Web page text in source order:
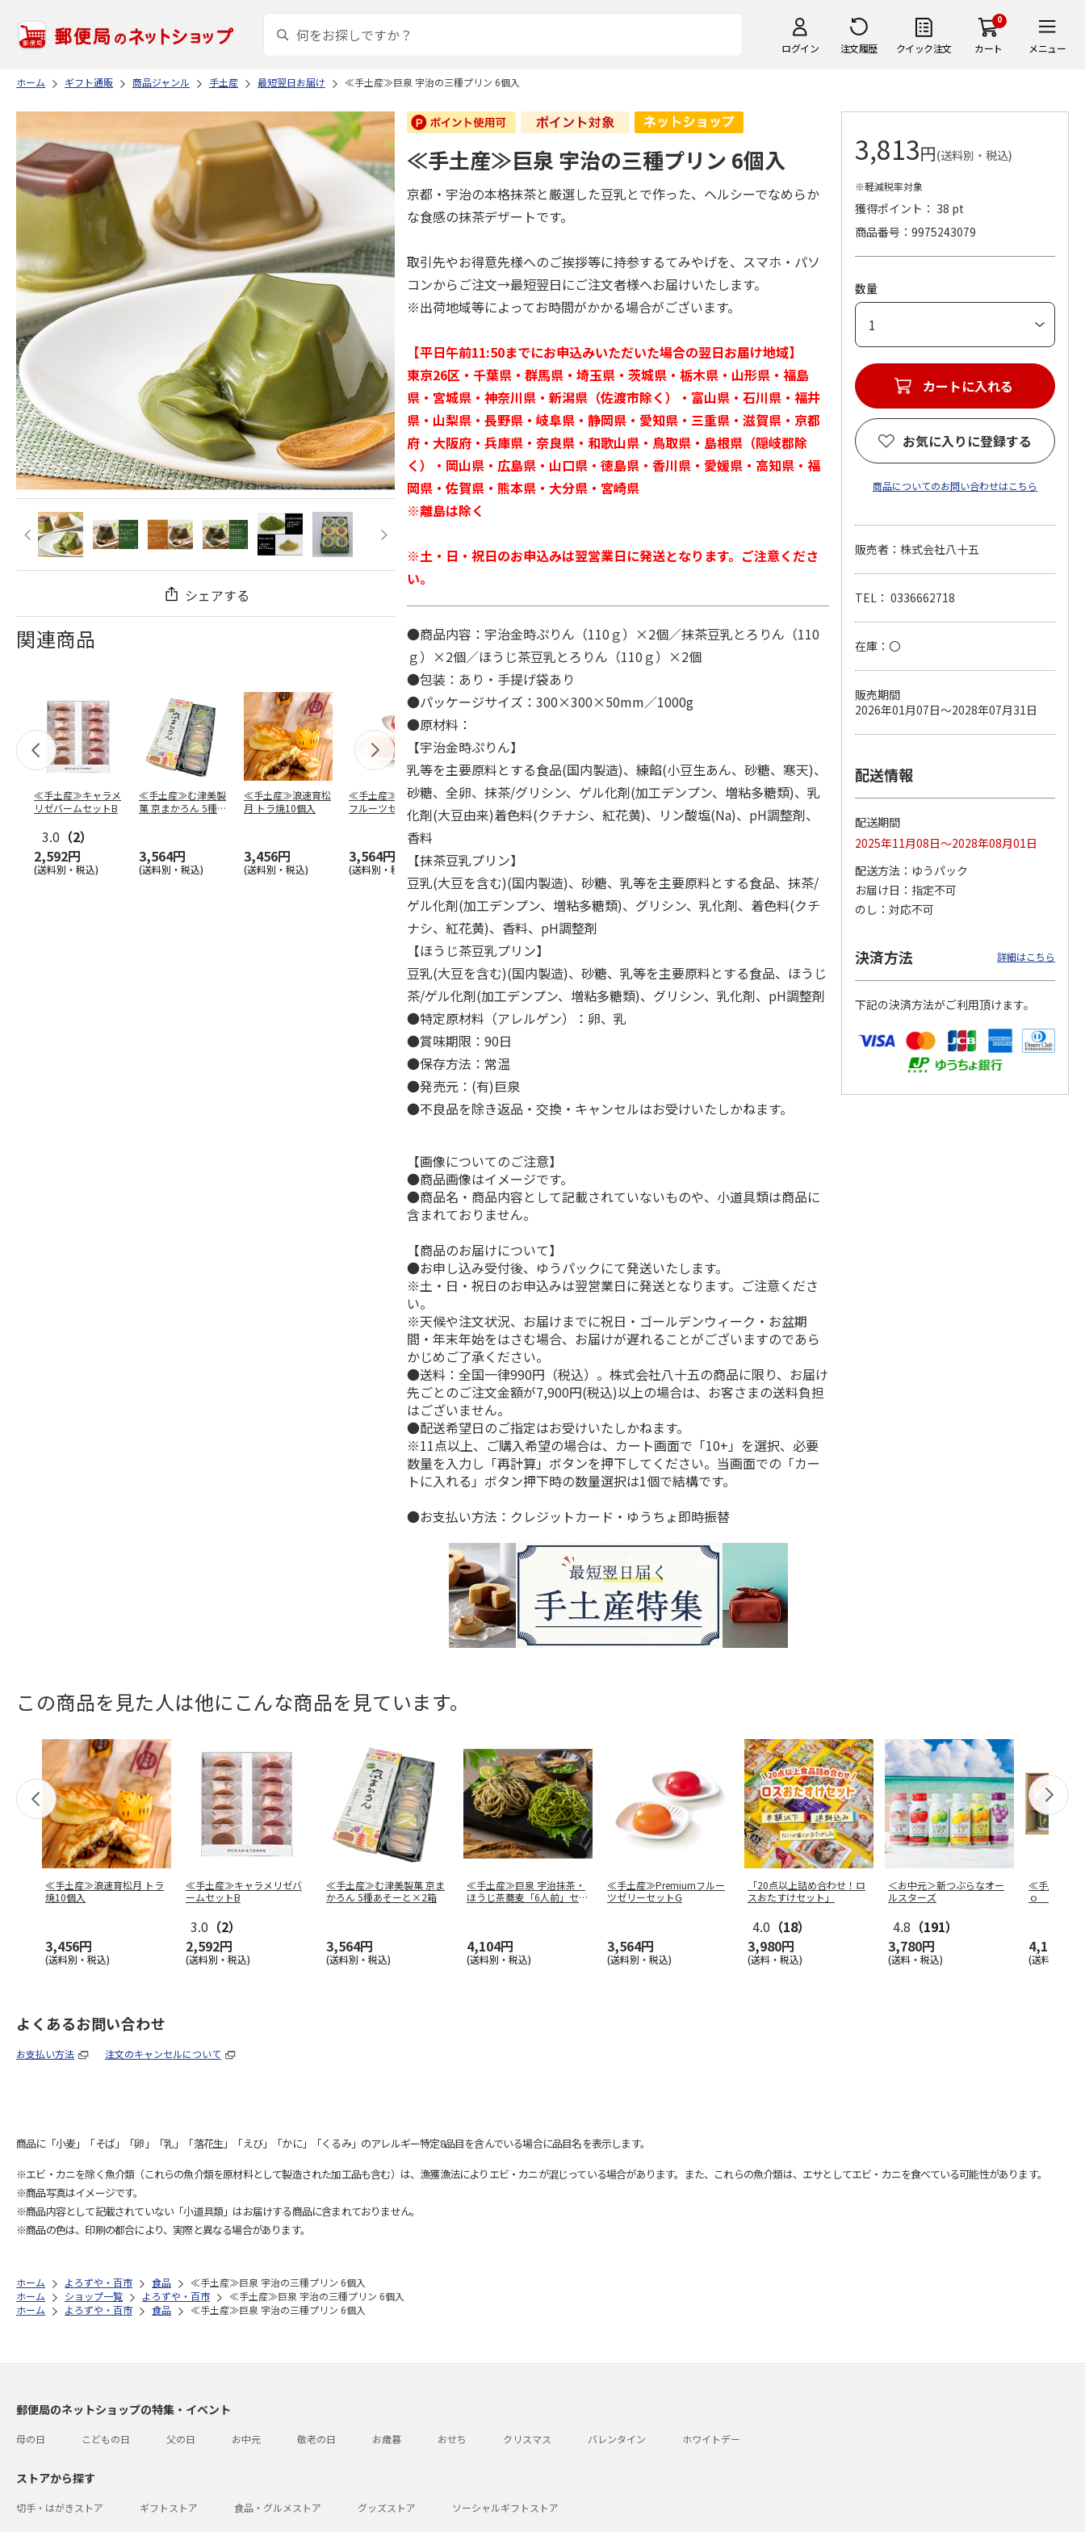
ログイン 注文履歴 クイック注文
0
カート メニュー
ホーム ギフト通販 商品ジャンル 手土産 最短翌日お届け ≪手土産≫巨泉 宇治の三種プリン 6個入
シェアする
関連商品
≪手土産≫キャラメ
リゼバームセットB
3.0 （2）
2,592円
(送料別・税込)
≪手土産≫む津美製
菓 京まかろん 5種あ
3,564円
(送料別・税込)
≪手土産≫浪速育松
月 トラ焼10個入
3,456円
(送料別・税込)
≪手土産≫Premium
フルーツゼリーセッ
3,564円
(送料別・税込)
≪手土産≫志満秀
クアトロえびチーズ
１６袋入
2,160円
(送料別・税込)
≪手土産≫北海道ミ
ルクバームクーヘン
&premium フル…
≪手土産≫巨泉 宇
治抹茶・ほうじ茶蕎
麦「6人前」セット
≪手土産≫ジュース
セットK
吉野家 やわらか牛
(送料別・税込)
≪手土産≫ジュース
≪手土産≫巨泉 宇治の三種プリン 6個入
京都・宇治の本格抹茶と厳選した豆乳とで作った、ヘルシーでなめらか
な食感の抹茶デザートです。
取引先やお得意先様へのご挨拶等に持参するてみやげを、スマホ・パソ
コンからご注文→最短翌日にご注文者様へお届けいたします。
※出荷地域等によってお時間がかかる場合がございます。
【平日午前11:50までにお申込みいただいた場合の翌日お届け地域】
東京26区・千葉県・群馬県・埼玉県・茨城県・栃木県・山形県・福島
県・宮城県・神奈川県・新潟県（佐渡市除く）・富山県・石川県・福井
県・山梨県・長野県・岐阜県・静岡県・愛知県・三重県・滋賀県・京都
府・大阪府・兵庫県・奈良県・和歌山県・鳥取県・島根県（隠岐郡除
く）・岡山県・広島県・山口県・徳島県・香川県・愛媛県・高知県・福
岡県・佐賀県・熊本県・大分県・宮崎県
※離島は除く
※土・日・祝日のお申込みは翌営業日に発送となります。ご注意くださ
い。
●商品内容：宇治金時ぷりん（110ｇ）×2個／抹茶豆乳とろりん（110
ｇ）×2個／ほうじ茶豆乳とろりん（110ｇ）×2個
●包装：あり・手提げ袋あり
●パッケージサイズ：300×300×50mm／1000g
●原材料：
【宇治金時ぷりん】
乳等を主要原料とする食品(国内製造)、練餡(小豆生あん、砂糖、寒天)、
砂糖、全卵、抹茶/グリシン、ゲル化剤(加工デンプン、増粘多糖類)、乳
化剤(大豆由来)着色料(クチナシ、紅花黄)、リン酸塩(Na)、pH調整剤、
香料
【抹茶豆乳プリン】
豆乳(大豆を含む)(国内製造)、砂糖、乳等を主要原料とする食品、抹茶/
ゲル化剤(加工デンプン、増粘多糖類)、グリシン、乳化剤、着色料(クチ
ナシ、紅花黄)、香料、pH調整剤
【ほうじ茶豆乳プリン】
豆乳(大豆を含む)(国内製造)、砂糖、乳等を主要原料とする食品、ほうじ
茶/ゲル化剤(加工デンプン、増粘多糖類)、グリシン、乳化剤、pH調整剤
●特定原材料（アレルゲン）：卵、乳
●賞味期限：90日
●保存方法：常温
●発売元：(有)巨泉
●不良品を除き返品・交換・キャンセルはお受けいたしかねます。
【画像についてのご注意】
●商品画像はイメージです。
●商品名・商品内容として記載されていないものや、小道具類は商品に
含まれておりません。
【商品のお届けについて】
●お申し込み受付後、ゆうパックにて発送いたします。
※土・日・祝日のお申込みは翌営業日に発送となります。ご注意くださ
い。
※天候や注文状況、お届けまでに祝日・ゴールデンウィーク・お盆期
間・年末年始をはさむ場合、お届けが遅れることがございますのであら
かじめご了承ください。
●送料：全国一律990円（税込）。株式会社八十五の商品に限り、お届け
先ごとのご注文金額が7,900円(税込)以上の場合は、お客さまの送料負担
はございません。
●配送希望日のご指定はお受けいたしかねます。
※11点以上、ご購入希望の場合は、カート画面で「10+」を選択、必要
数量を入力し「再計算」ボタンを押下してください。当画面での「カー
トに入れる」ボタン押下時の数量選択は1個で結構です。
●お支払い方法：クレジットカード・ゆうちょ即時振替
3,813円(送料別・税込)
※軽減税率対象
獲得ポイント： 38 pt
商品番号
9975243079
数量
お気に入りに登録する
商品についてのお問い合わせはこちら
販売者：株式会社八十五
TEL： 0336662718
在庫：〇
販売期間
2026年01月07日～2028年07月31日
配送情報
配送期間
2025年11月08日～2028年08月01日
配送方法
ゆうパック
お届け日
指定不可
のし
対応不可
決済方法 詳細はこちら
下記の決済方法がご利用頂けます。
この商品を見た人は他にこんな商品を見ています。
≪手土産≫浪速育松月 トラ
焼10個入
3,456円
(送料別・税込)
≪手土産≫キャラメリゼバ
ームセットB
3.0 （2）
2,592円
(送料別・税込)
≪手土産≫む津美製菓 京ま
かろん 5種あそーと×2箱
3,564円
(送料別・税込)
≪手土産≫巨泉 宇治抹茶・
ほうじ茶蕎麦「6人前」セッ
4,104円
(送料別・税込)
≪手土産≫Premiumフルー
ツゼリーセットG
3,564円
(送料別・税込)
「20点以上詰め合わせ！ロ
スおたすけセット」
4.0 （18）
3,980円
(送料・税込)
＜お中元＞新つぶらなオー
ルスターズ
4.8 （191）
3,780円
(送料・税込)
≪手土産≫
ｏ おつま
4,104円
(送料別・税
よくあるお問い合わせ
お支払い方法 注文のキャンセルについて
商品に「小麦」「そば」「卵」「乳」「落花生」「えび」「かに」「くるみ」のアレルギー特定8品目を含んでいる場合に品目名を表示します。
※エビ・カニを除く魚介類（これらの魚介類を原材料として製造された加工品も含む）は、漁獲漁法によりエビ・カニが混じっている場合があります。また、これらの魚介類は、エサとしてエビ・カニを食べている可能性があります。
※商品写真はイメージです。
※商品内容として記載されていない「小道具類」はお届けする商品に含まれておりません。
※商品の色は、印刷の都合により、実際と異なる場合があります。
ホーム よろずや・百市 食品
≪手土産≫巨泉 宇治の三種プリン 6個入
ホーム
ショップ一覧 よろずや・百市
≪手土産≫巨泉 宇治の三種プリン 6個入
ホーム
よろずや・百市 食品 ≪手土産≫巨泉 宇治の三種プリン 6個入
郵便局のネットショップの特集・イベント
母の日 こどもの日 父の日 お中元 敬老の日 お歳暮 おせち クリスマス バレンタイン ホワイトデー
ストアから探す
切手・はがきストア ギフトストア 食品・グルメストア グッズストア ソーシャルギフトストア